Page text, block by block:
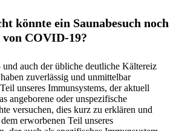
könnte ein Saunabesuch noch
COVID-19?
auch der übliche deutliche Kältereiz
zuverlässig und unmittelbar
unseres Immunsystems, der aktuell
angeborene oder unspezifische
versuchen, dies kurz zu erklären und
erworbenen Teil unseres